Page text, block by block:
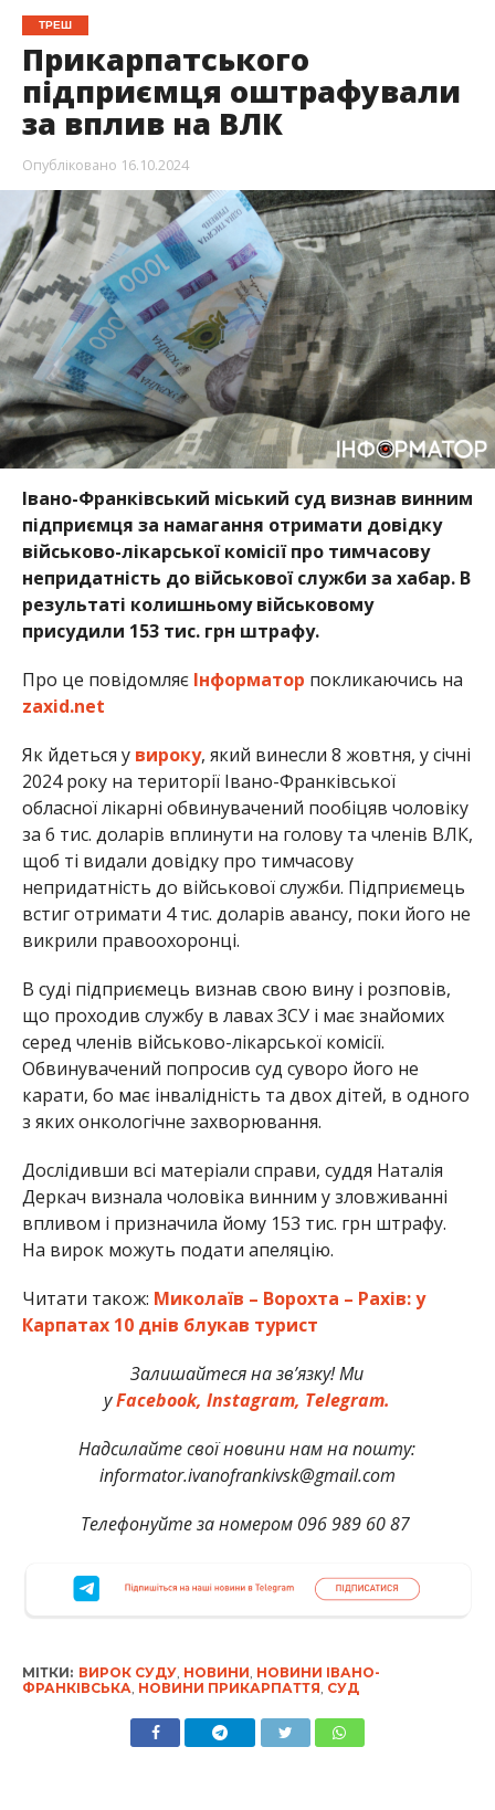
ТРЕШ
Прикарпатського
підприємця оштрафували
за вплив на ВЛК
Опубліковано 16.10.2024
Івано-Франківський міський суд визнав винним
підприємця за намагання отримати довідку
військово-лікарської комісії про тимчасову
непридатність до військової служби за хабар. В
результаті колишньому військовому
присудили 153 тис. грн штрафу.
Про це повідомляє Інформатор покликаючись на
zaxid.net
Як йдеться у вироку, який винесли 8 жовтня, у січні
2024 року на території Івано-Франківської
обласної лікарні обвинувачений пообіцяв чоловіку
за 6 тис. доларів вплинути на голову та членів ВЛК,
щоб ті видали довідку про тимчасову
непридатність до військової служби. Підприємець
встиг отримати 4 тис. доларів авансу, поки його не
викрили правоохоронці.
В суді підприємець визнав свою вину і розповів,
що проходив службу в лавах ЗСУ і має знайомих
серед членів військово-лікарської комісії.
Обвинувачений попросив суд суворо його не
карати, бо має інвалідність та двох дітей, в одного
з яких онкологічне захворювання.
Дослідивши всі матеріали справи, суддя Наталія
Деркач визнала чоловіка винним у зловживанні
впливом і призначила йому 153 тис. грн штрафу.
На вирок можуть подати апеляцію.
Читати також: Миколаїв – Ворохта – Рахів: у
Карпатах 10 днів блукав турист
Залишайтеся на зв’язку! Ми
уFacebook, Instagram, Telegram.
Надсилайте свої новини нам на пошту:
informator.ivanofrankivsk@gmail.com
Телефонуйте за номером 096 989 60 87
МІТКИ: ВИРОК СУДУ, НОВИНИ, НОВИНИ ІВАНО-
ФРАНКІВСЬКА, НОВИНИ ПРИКАРПАТТЯ, СУД